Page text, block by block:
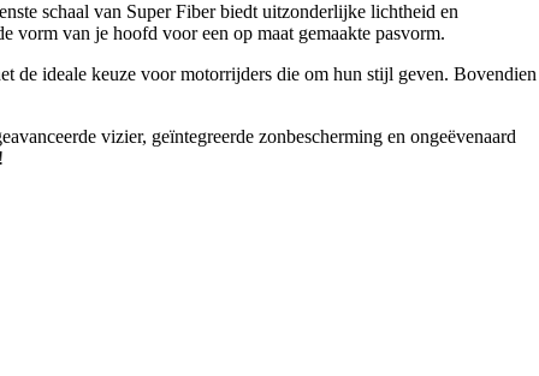
schaal van Super Fiber biedt uitzonderlijke lichtheid en
vorm van je hoofd voor een op maat gemaakte pasvorm.
de ideale keuze voor motorrijders die om hun stijl geven. Bovendien
vizier, geïntegreerde zonbescherming en ongeëvenaard